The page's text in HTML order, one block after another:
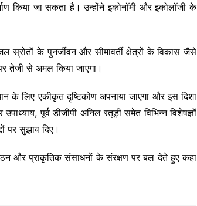
किया जा सकता है। उन्होंने इकोनॉमी और इकोलॉजी के
स्रोतों के पुनर्जीवन और सीमावर्ती क्षेत्रों के विकास जैसे
तेजी से अमल किया जाएगा।
के लिए एकीकृत दृष्टिकोण अपनाया जाएगा और इस दिशा
उपाध्याय, पूर्व डीजीपी अनिल रतूड़ीसमेत विभिन्न विशेषज्ञों
पर सुझाव दिए।
और प्राकृतिक संसाधनों के संरक्षण पर बल देते हुए कहा